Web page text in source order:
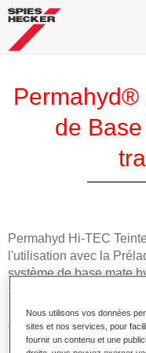
Permahyd®
de
Permahyd Hi-TEC
l'utilisation avec la
système de base mate
faire les teintes inclut
nécessaires pour la
des voitures de tourisme.
Nous utilisons vos données
sites et nos services, pour
fournir un contenu et une